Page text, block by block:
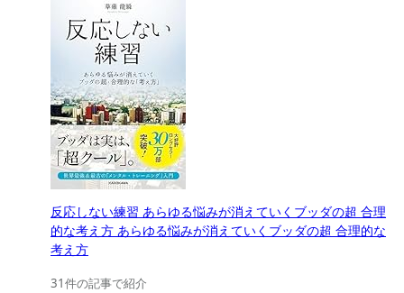
反応しない練習 あらゆる悩みが消えていくブッダの超 合理
的な考え方 あらゆる悩みが消えていくブッダの超 合理的な
考え方
31件の記事で紹介